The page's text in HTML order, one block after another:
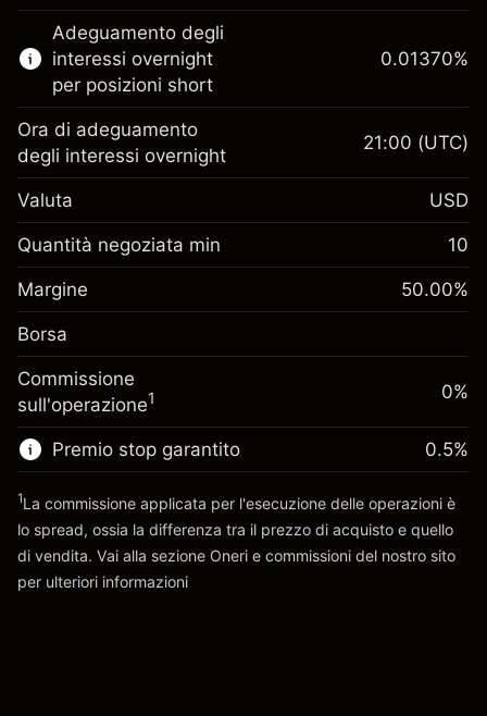
CFD
Knock-out
Margine. Il tuo
$1,000.00
Adeguamento
finanziamento overnight
Oneri per l'intero valore della
posizione
%
(-$1.23)
Dimensione dell'operazione a leva
$2,000.00
Denaro da leva ~
Vai alla piattaforma
Adeguamento degli
interessi overnight
per posizioni short
Margine. Il tuo
investimento
$1,000.00
finanziamento overnight
Oneri per l'intero valore della
posizione
($0.27)
Dimensione dell'operazione a leva
$2,000.00
Vai alla piattaforma
0.01370%
Ora di adeguamento
degli interessi overnight
21:00 (UTC)
Valuta USD
Quantità negoziata min 10
Margine 50.00%
Borsa
Commissione
sull'operazione1 0%
Premio stop garantito 0.5%
1La commissione applicata per l'esecuzione delle operazioni è
lo spread, ossia la differenza tra il prezzo di acquisto e quello
di vendita. Vai alla sezione Oneri e commissioni del nostro sito
per ulteriori informazioni